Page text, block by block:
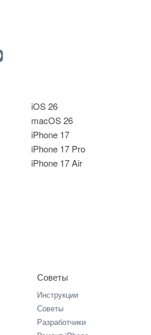
iOS 26
macOS 26
iPhone 17
iPhone 17 Pro
iPhone 17 Air
Советы
Инструкции
Советы
Разработчики